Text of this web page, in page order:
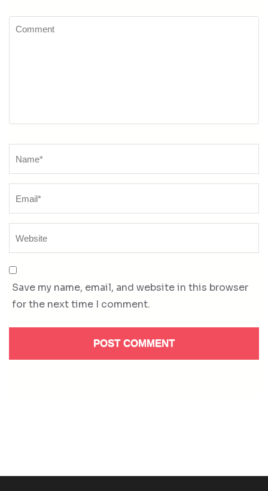
Comment
Save my name, email, and website in this browser
for the next time I comment.